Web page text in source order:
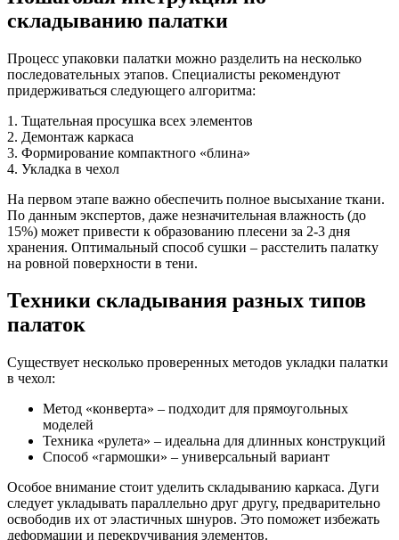
складыванию палатки
Процесс упаковки палатки можно разделить на несколько
последовательных этапов. Специалисты рекомендуют
придерживаться следующего алгоритма:
1. Тщательная просушка всех элементов
2. Демонтаж каркаса
3. Формирование компактного «блина»
4. Укладка в чехол
На первом этапе важно обеспечить полное высыхание ткани.
По данным экспертов, даже незначительная влажность (до
15%) может привести к образованию плесени за 2-3 дня
хранения. Оптимальный способ сушки – расстелить палатку
на ровной поверхности в тени.
Техники складывания разных типов
палаток
Существует несколько проверенных методов укладки палатки
в чехол:
Метод «конверта» – подходит для прямоугольных
моделей
Техника «рулета» – идеальна для длинных конструкций
Способ «гармошки» – универсальный вариант
Особое внимание стоит уделить складыванию каркаса. Дуги
следует укладывать параллельно друг другу, предварительно
освободив их от эластичных шнуров. Это поможет избежать
деформации и перекручивания элементов.